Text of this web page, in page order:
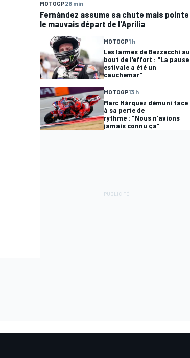
MOTOGP26 min
Fernández assume sa chute mais pointe
le mauvais départ de l'Aprilia
MOTOGP1 h
Les larmes de Bezzecchi au
bout de l'effort : "La pause
estivale a été un
cauchemar"
MOTOGP13 h
Marc Márquez démuni face
à sa perte de
rythme : "Nous n'avions
jamais connu ça"